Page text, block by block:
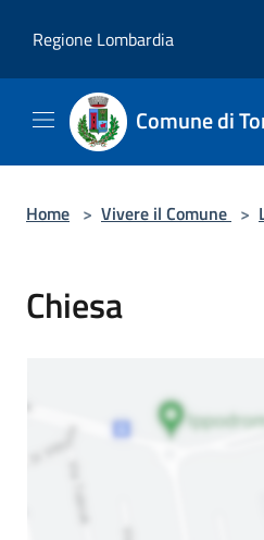
Regione Lombardia
Comune di
Home > Vivere il Comune >
Chiesa